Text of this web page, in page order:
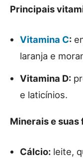
Principais
Vitamina C:
laranja e
Vitamina D:
e laticínios.
Minerais e suas
Cálcio: leite,